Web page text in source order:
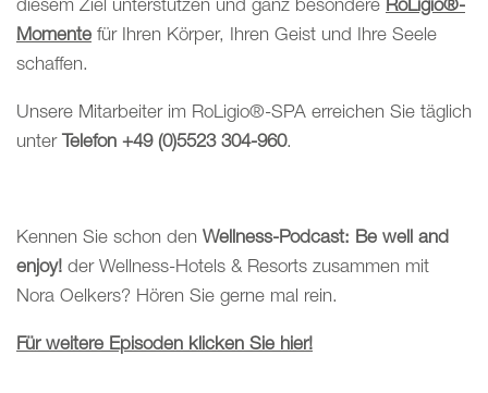
diesem Ziel unterstützen und ganz besondere RoLigio®-
Momente für Ihren Körper, Ihren Geist und Ihre Seele
schaffen.
Unsere Mitarbeiter im RoLigio®-SPA erreichen Sie täglich
unter Telefon +49 (0)5523 304-960.
Kennen Sie schon den Wellness-Podcast: Be well and
enjoy! der Wellness-Hotels & Resorts zusammen mit
Nora Oelkers? Hören Sie gerne mal rein.
Für weitere Episoden klicken Sie hier!